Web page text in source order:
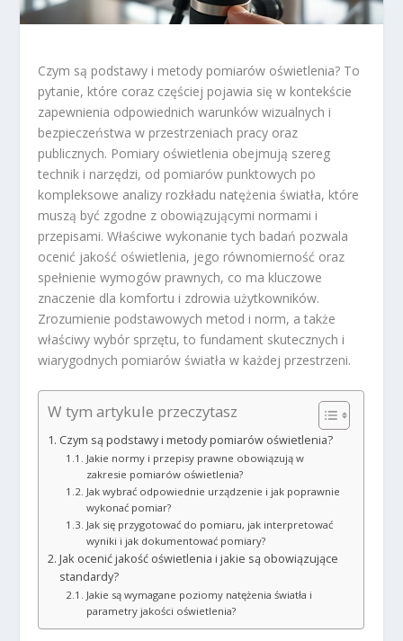
Czym są podstawy i metody pomiarów oświetlenia? To
pytanie, które coraz częściej pojawia się w kontekście
zapewnienia odpowiednich warunków wizualnych i
bezpieczeństwa w przestrzeniach pracy oraz
publicznych. Pomiary oświetlenia obejmują szereg
technik i narzędzi, od pomiarów punktowych po
kompleksowe analizy rozkładu natężenia światła, które
muszą być zgodne z obowiązującymi normami i
przepisami. Właściwe wykonanie tych badań pozwala
ocenić jakość oświetlenia, jego równomierność oraz
spełnienie wymogów prawnych, co ma kluczowe
znaczenie dla komfortu i zdrowia użytkowników.
Zrozumienie podstawowych metod i norm, a także
właściwy wybór sprzętu, to fundament skutecznych i
wiarygodnych pomiarów światła w każdej przestrzeni.
W tym artykule przeczytasz
Czym są podstawy i metody pomiarów oświetlenia?
Jakie normy i przepisy prawne obowiązują w
zakresie pomiarów oświetlenia?
Jak wybrać odpowiednie urządzenie i jak poprawnie
wykonać pomiar?
Jak się przygotować do pomiaru, jak interpretować
wyniki i jak dokumentować pomiary?
Jak ocenić jakość oświetlenia i jakie są obowiązujące
standardy?
Jakie są wymagane poziomy natężenia światła i
parametry jakości oświetlenia?